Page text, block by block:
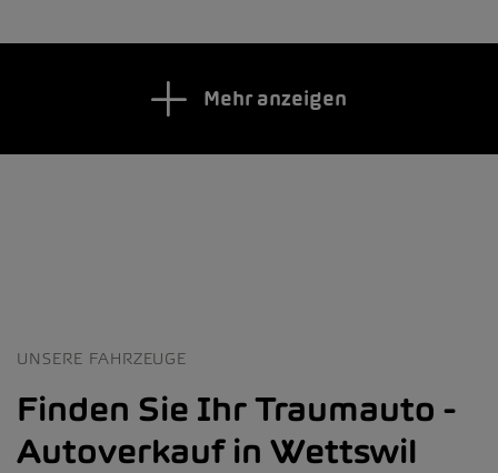
Mehr anzeigen
UNSERE FAHRZEUGE
Finden Sie Ihr Traumauto -
Autoverkauf in Wettswil